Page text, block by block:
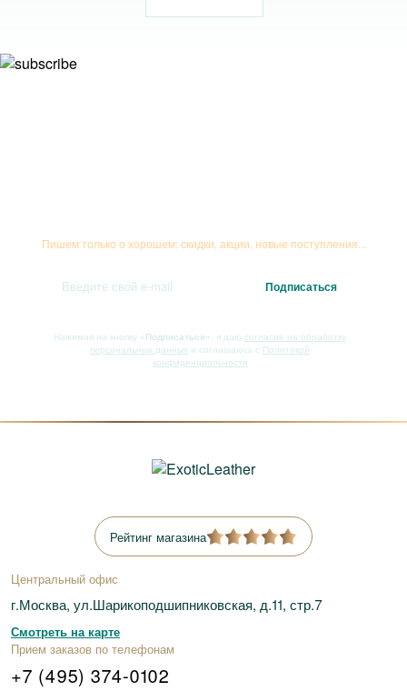
Пишем только о хорошем: скидки, акции, новые поступления...
Нажимая на кнопку «Подписаться» , я даю согласие на обработку
персональных данных и соглашаюсь с Политикой
конфиденциальности
Рейтинг магазина
Центральный офис
г.Москва, ул.Шарикоподшипниковская, д.11, стр.7
Смотреть на карте
Прием заказов по телефонам
+7 (495) 374-0102